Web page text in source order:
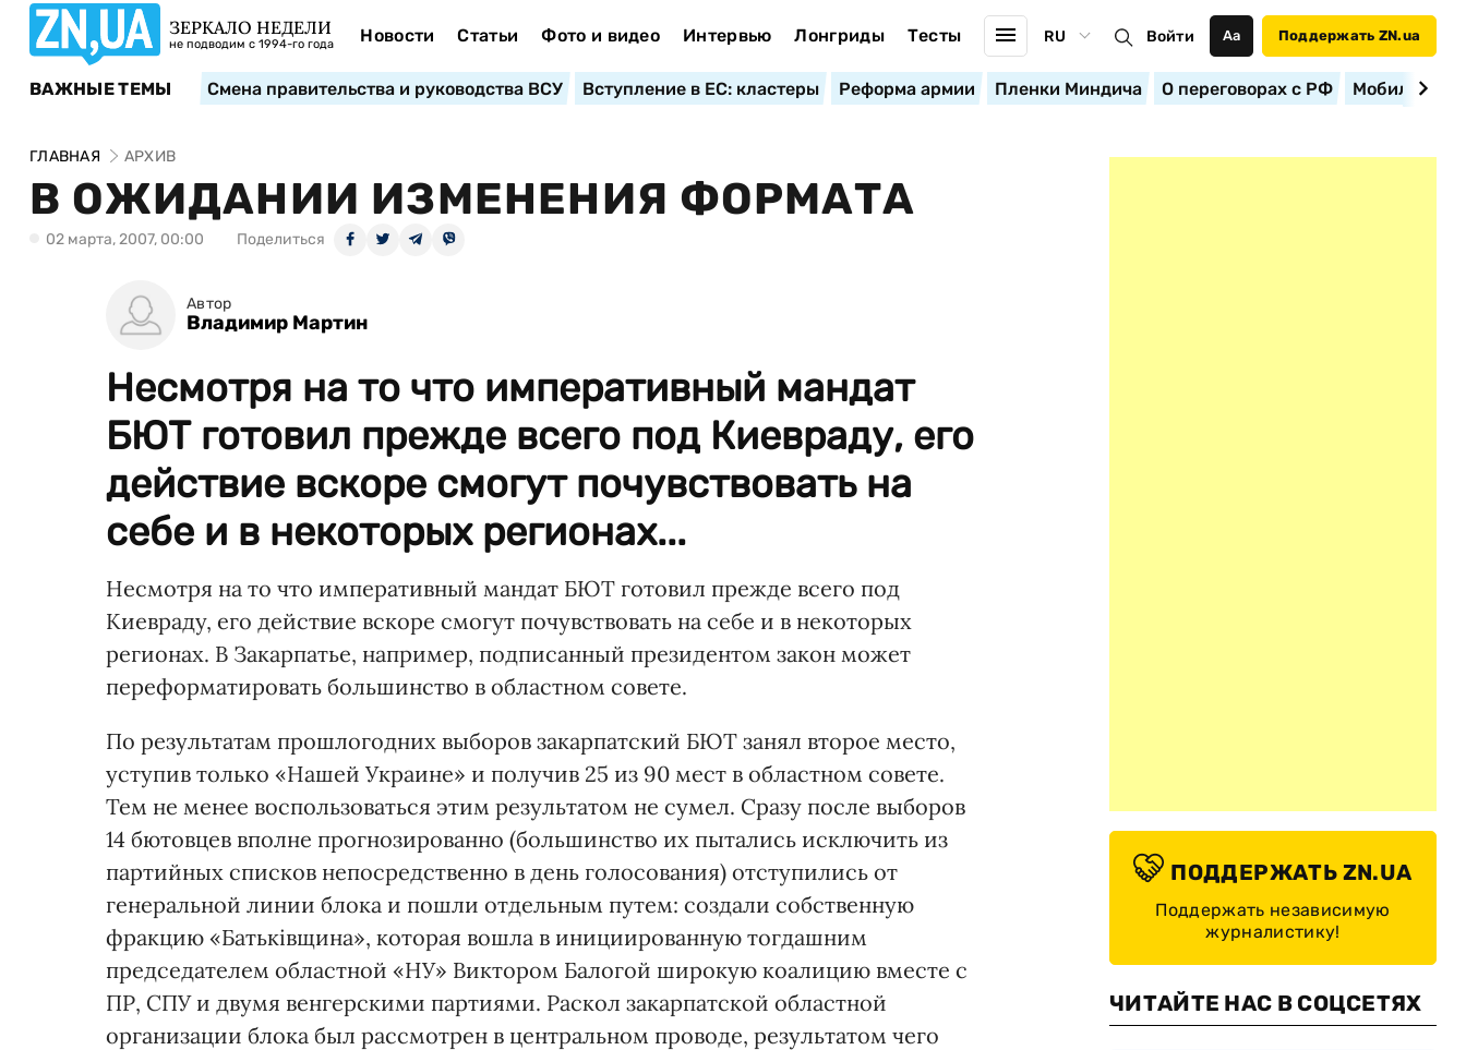
ЗЕРКАЛО НЕДЕЛИ
не подводим с 1994-го года Новости Статьи Фото и видео Интервью Лонгриды Тесты RU Войти Аа Поддержать ZN.ua
ВАЖНЫЕ ТЕМЫ Смена правительства и руководства ВСУ Вступление в ЕС: кластеры Реформа армии Пленки Миндича О переговорах с РФ
ГЛАВНАЯ АРХИВ
В ОЖИДАНИИ ИЗМЕНЕНИЯ ФОРМАТА
02 марта, 2007, 00:00 Поделиться
Автор
Владимир Мартин
Несмотря на то что императивный мандат
БЮТ готовил прежде всего под Киевраду, его
действие вскоре смогут почувствовать на
себе и в некоторых регионах...
Несмотря на то что императивный мандат БЮТ готовил прежде всего под
Киевраду, его действие вскоре смогут почувствовать на себе и в некоторых
регионах. В Закарпатье, например, подписанный президентом закон может
переформатировать большинство в областном совете.
По результатам прошлогодних выборов закарпатский БЮТ занял второе место,
уступив только «Нашей Украине» и получив 25 из 90 мест в областном совете.
Тем не менее воспользоваться этим результатом не сумел. Сразу после выборов
14 бютовцев вполне прогнозированно (большинство их пытались исключить из
партийных списков непосредственно в день голосования) отступились от
генеральной линии блока и пошли отдельным путем: создали собственную
фракцию «Батьківщина», которая вошла в инициированную тогдашним
председателем областной «НУ» Виктором Балогой широкую коалицию вместе с
ПР, СПУ и двумя венгерскими партиями. Раскол закарпатской областной
организации блока был рассмотрен в центральном проводе, результатом чего
ПОДДЕРЖАТЬ ZN.UA
Поддержать независимую
журналистику!
ЧИТАЙТЕ НАС В СОЦСЕТЯХ